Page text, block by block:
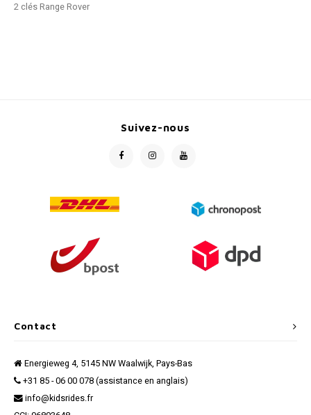
2 clés Range Rover
Contact
Energieweg 4, 5145 NW Waalwijk, Pays-Bas
+31 85 - 06 00 078 (assistance en anglais)
info@kidsrides.fr
Suivez-nous